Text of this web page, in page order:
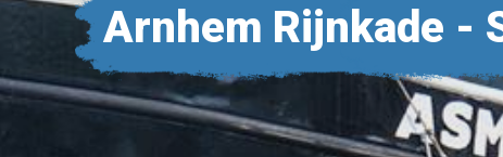
Arnhem Rijnkade -